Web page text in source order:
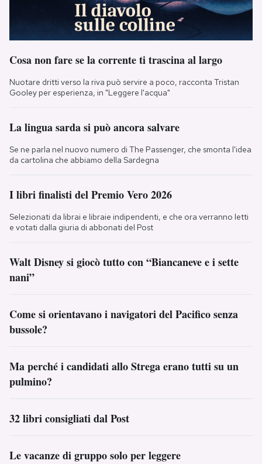
Cosa non fare se la corrente ti trascina al largo
Nuotare dritti verso la riva può servire a poco, racconta Tristan
Gooley per esperienza, in "Leggere l'acqua"
La lingua sarda si può ancora salvare
Se ne parla nel nuovo numero di The Passenger, che smonta l'idea
da cartolina che abbiamo della Sardegna
I libri finalisti del Premio Vero 2026
Selezionati da librai e libraie indipendenti, e che ora verranno letti
e votati dalla giuria di abbonati del Post
Walt Disney si giocò tutto con “Biancaneve e i sette
nani”
Come si orientavano i navigatori del Pacifico senza
bussole?
Ma perché i candidati allo Strega erano tutti su un
pulmino?
32 libri consigliati dal Post
Le vacanze di gruppo solo per leggere